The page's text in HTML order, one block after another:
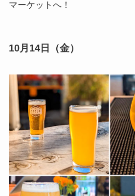
マーケットへ！
10月14日（金）